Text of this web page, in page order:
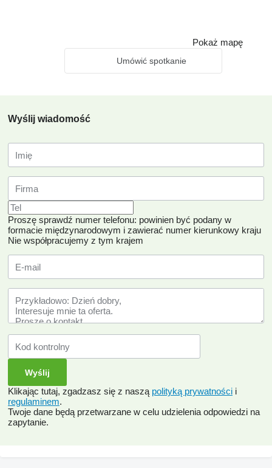
Pokaż mapę
Umówić spotkanie
Wyślij wiadomość
Proszę sprawdź numer telefonu: powinien być podany w
formacie międzynarodowym i zawierać numer kierunkowy kraju
Nie współpracujemy z tym krajem
Klikając tutaj, zgadzasz się z naszą polityką prywatności i
regulaminem.
Twoje dane będą przetwarzane w celu udzielenia odpowiedzi na
zapytanie.